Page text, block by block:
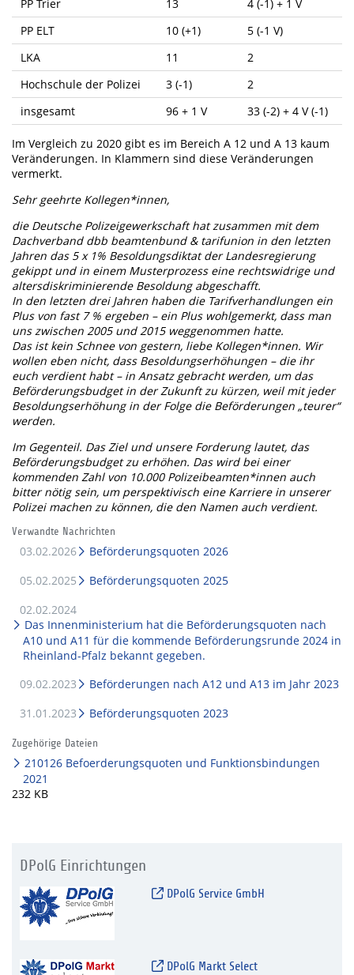
PP Trier
13
4 (-1) + 1 V
PP ELT
10 (+1)
5 (-1 V)
LKA
11
2
Hochschule der Polizei
3 (-1)
2
insgesamt
96 + 1 V 33 (-2) + 4 V (-1)
Im Vergleich zu 2020 gibt es im Bereich A 12 und A 13 kaum
Veränderungen. In Klammern sind diese Veränderungen
vermerkt.
Sehr geehrte Kollegen*innen,
die Deutsche Polizeigewerkschaft hat zusammen mit dem
Dachverband dbb beamtenbund & tarifunion in den letzten
Jahren das 5 x 1% Besoldungsdiktat der Landesregierung
gekippt und in einem Musterprozess eine rechtswidrige und
altersdiskriminierende Besoldung abgeschafft.
In den letzten drei Jahren haben die Tarifverhandlungen ein
Plus von fast 7 % ergeben – ein Plus wohlgemerkt, dass man
uns zwischen 2005 und 2015 weggenommen hatte.
Das ist kein Schnee von gestern, liebe Kollegen*innen. Wir
wollen eben nicht, dass Besoldungserhöhungen – die ihr
euch verdient habt – in Ansatz gebracht werden, um das
Beförderungsbudget in der Zukunft zu kürzen, weil mit jeder
Besoldungserhöhung in der Folge die Beförderungen „teurer“
werden.
Im Gegenteil. Das Ziel und unsere Forderung lautet, das
Beförderungsbudget zu erhöhen. Das wird bei einer
kommenden Zahl von 10.000 Polizeibeamten*innen auch
bitter nötig sein, um perspektivisch eine Karriere in unserer
Polizei machen zu können, die den Namen auch verdient.
Verwandte Nachrichten
03.02.2026
Beförderungsquoten 2026
05.02.2025
Beförderungsquoten 2025
02.02.2024
Das Innenministerium hat die Beförderungsquoten nach
A10 und A11 für die kommende Beförderungsrunde 2024 in
Rheinland-Pfalz bekannt gegeben.
09.02.2023
Beförderungen nach A12 und A13 im Jahr 2023
31.01.2023
Beförderungsquoten 2023
Zugehörige Dateien
210126 Befoerderungsquoten und Funktionsbindungen
2021
232 KB
DPolG Einrichtungen
DPolG Service GmbH
DPolG Markt Select